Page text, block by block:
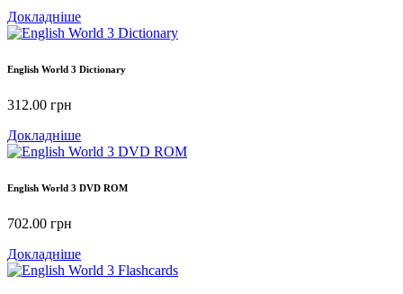
Докладніше
English World 3 Dictionary
312.00 грн
Докладніше
English World 3 DVD ROM
702.00 грн
Докладніше